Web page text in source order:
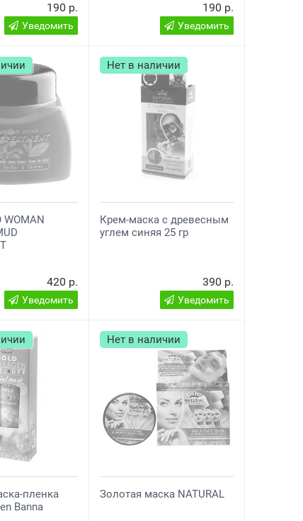
190 р.
Уведомить
190 р.
Уведомить
420 р.
Уведомить
Нет в наличии
Крем-маска с древесным
углем синяя 25 гр
390 р.
Уведомить
пленка
Banna
Нет в наличии
Золотая маска NATURAL